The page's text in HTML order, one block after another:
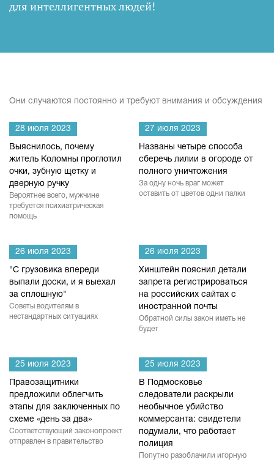
для интеллигентных людей!
Они случаются постоянно и требуют внимания и обсуждения
28 июля 2023
Выяснилось, почему
житель Коломны проглотил
очки, зубную щетку и
дверную ручку
Вероятнее всего, мужчине
требуется психиатрическая
помощь
27 июля 2023
Названы четыре способа
сберечь лилии в огороде от
полного уничтожения
За одну ночь враг может
оставить от цветов одни палки
26 июля 2023
"С грузовика впереди
выпали доски, и я выехал
за сплошную"
Советы водителям в
нестандартных ситуациях
26 июля 2023
Хинштейн пояснил детали
запрета регистрироваться
на российских сайтах с
иностранной почты
Обратной силы закон иметь не
будет
25 июля 2023
Правозащитники
предложили облегчить
этапы для заключенных по
схеме «день за два»
Соответствующий законопроект
отправлен в правительство
25 июля 2023
В Подмосковье
следователи раскрыли
необычное убийство
коммерсанта: свидетели
подумали, что работает
полиция
Попутно разоблачили игорную